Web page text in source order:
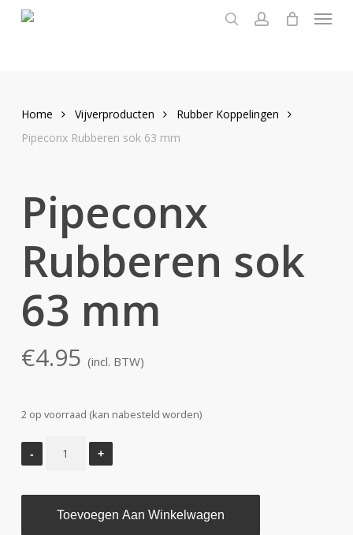
Menu
Home Vijverproducten
Rubber Koppelingen
Pipeconx Rubberen sok 63 mm
Pipeconx
Rubberen sok
63 mm
€4.95 (incl. BTW)
2 op voorraad (kan nabesteld worden)
Toevoegen Aan Winkelwagen